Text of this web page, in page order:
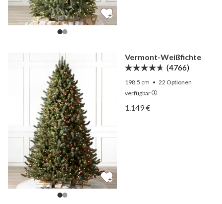
Vermont-Weißfichte
(4766)
198,5 cm • 22 Optionen
verfügbar
Ansicht Vermont-
Ansicht Vermont-
1.149 €